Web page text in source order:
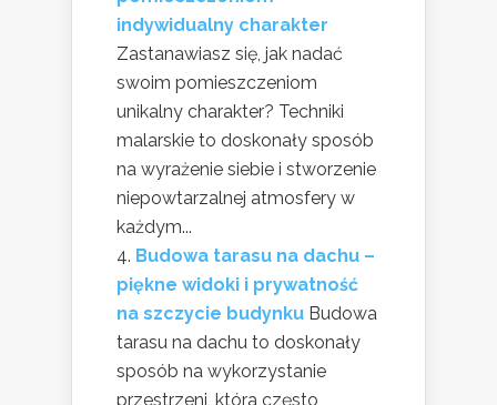
indywidualny charakter
Zastanawiasz się, jak nadać
swoim pomieszczeniom
unikalny charakter? Techniki
malarskie to doskonały sposób
na wyrażenie siebie i stworzenie
niepowtarzalnej atmosfery w
każdym...
Budowa tarasu na dachu –
piękne widoki i prywatność
na szczycie budynku Budowa
tarasu na dachu to doskonały
sposób na wykorzystanie
przestrzeni, która często